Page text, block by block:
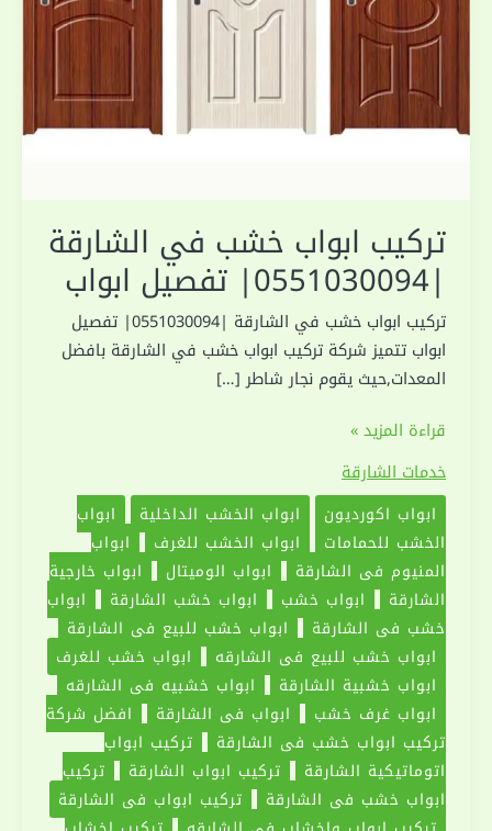
تركيب ابواب خشب في الشارقة
|0551030094| تفصيل ابواب
تركيب ابواب خشب في الشارقة |0551030094| تفصيل
ابواب تتميز شركة تركيب ابواب خشب في الشارقة بافضل
المعدات,حيث يقوم نجار شاطر […]
تركيب
ابواب
خشب
في
الشارقة
|0551030094|
تفصيل
ابواب
قراءة المزيد »
خدمات الشارقة
ابواب اكورديون ابواب الخشب الداخلية
ابواب
الخشب للحمامات
ابواب الخشب للغرف
ابواب
المنيوم في الشارقة
ابواب الوميتال
ابواب خارجية
الشارقة
ابواب خشب ابواب خشب الشارقة
ابواب
خشب في الشارقة
ابواب خشب للبيع في الشارقة
ابواب خشب للبيع في الشارقه
ابواب خشب للغرف
ابواب خشبية الشارقة
ابواب خشبيه في الشارقه
ابواب غرف خشب
ابواب في الشارقة
افضل شركة
تركيب ابواب خشب في الشارقة
تركيب ابواب
اتوماتيكية الشارقة
تركيب ابواب الشارقة
تركيب
ابواب خشب في الشارقة
تركيب ابواب في الشارقة